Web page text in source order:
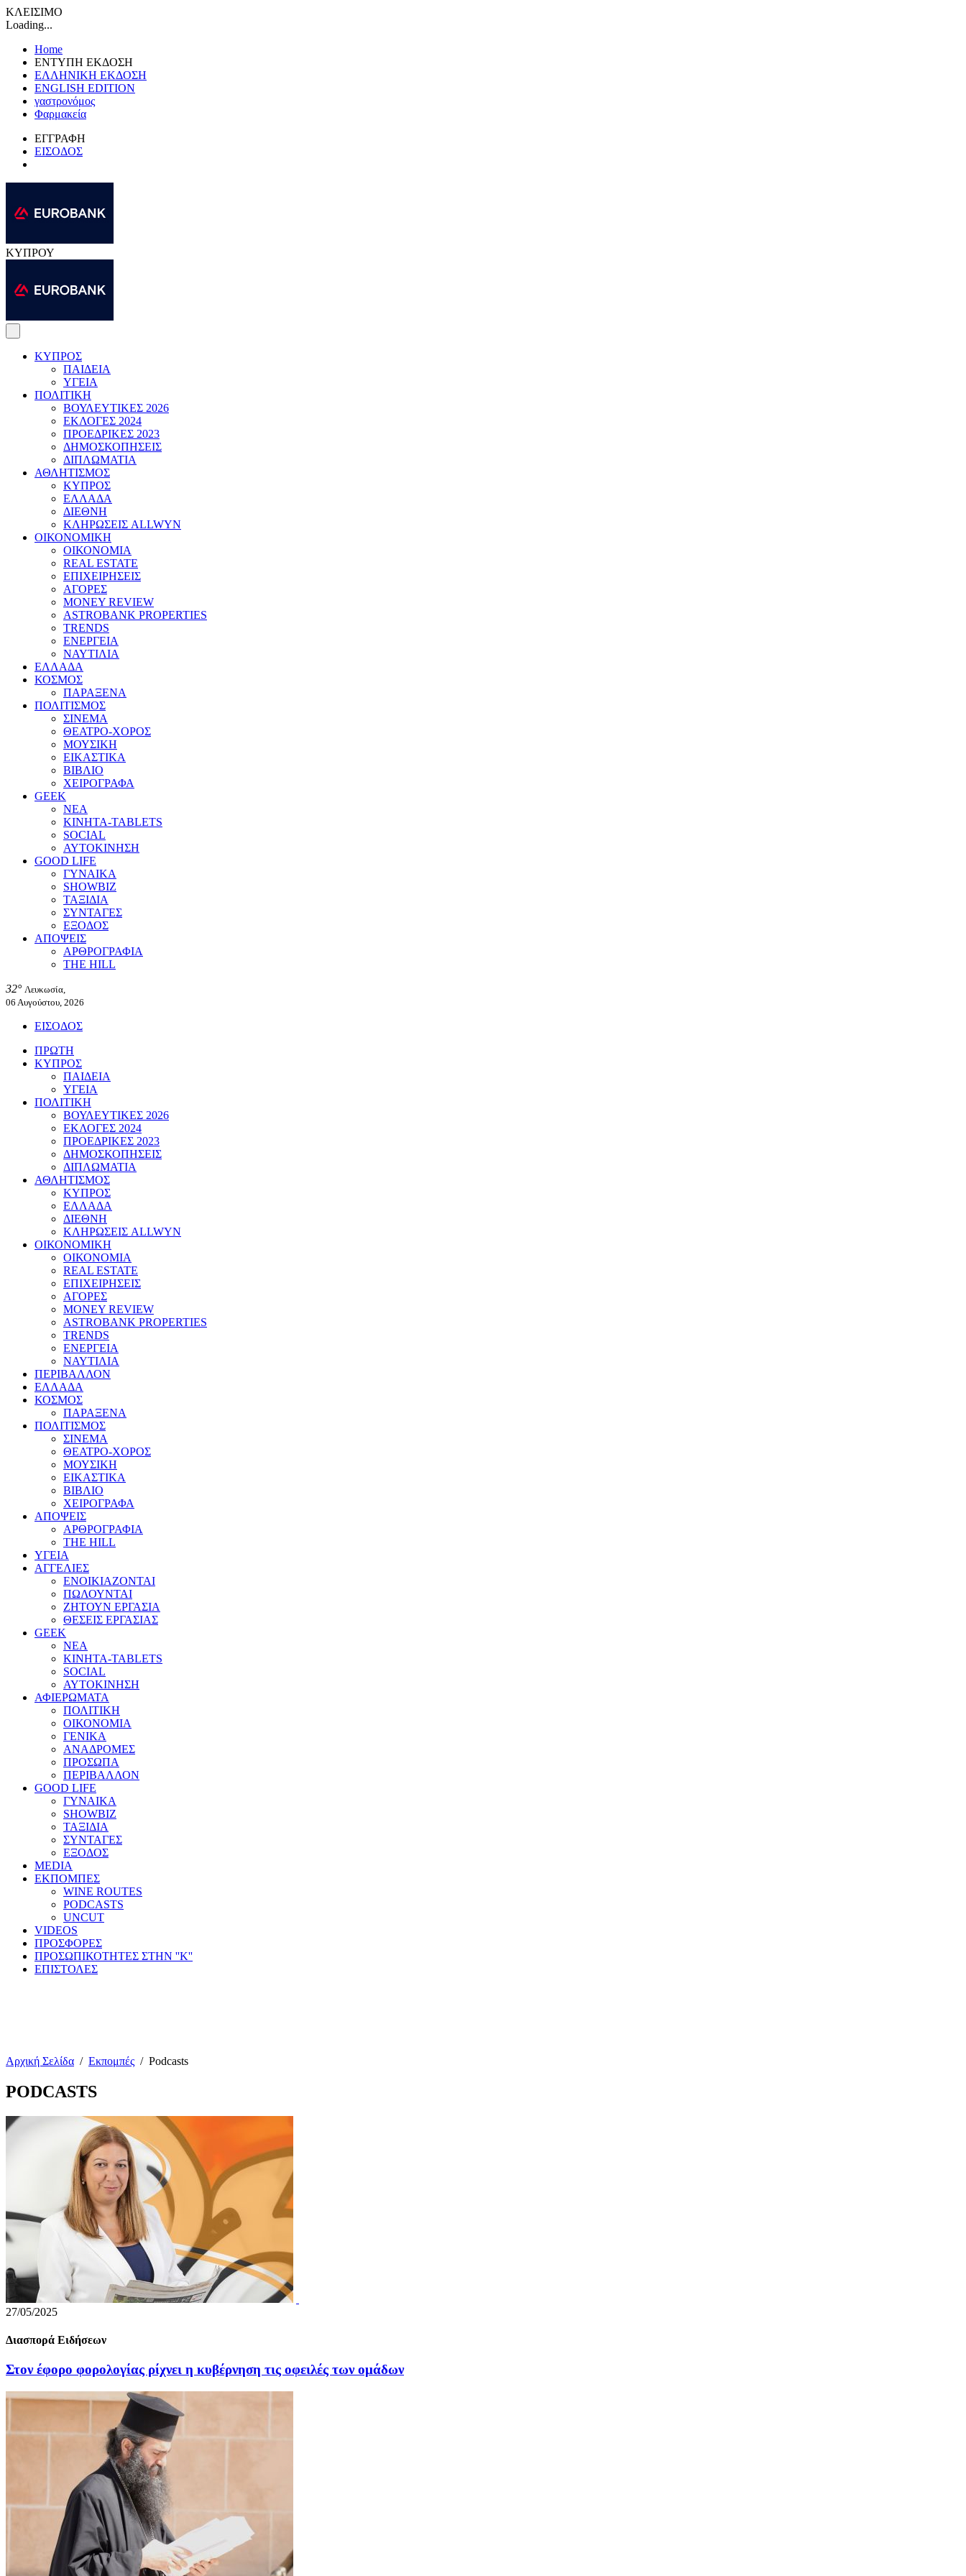
ΚΛΕΙΣΙΜΟ
Loading...
Home
ΕΝΤΥΠΗ ΕΚΔΟΣΗ
ΕΛΛΗΝΙΚΗ ΕΚΔΟΣΗ
ENGLISH EDITION
γαστρονόμος
Φαρμακεία
ΕΓΓΡΑΦΗ
ΕΙΣΟΔΟΣ
ΚΥΠΡΟΥ
ΚΥΠΡΟΣ
ΠΑΙΔΕΙΑ
ΥΓΕΙΑ
ΠΟΛΙΤΙΚΗ
ΒΟΥΛΕΥΤΙΚΕΣ 2026
ΕΚΛΟΓΕΣ 2024
ΠΡΟΕΔΡΙΚΕΣ 2023
ΔΗΜΟΣΚΟΠΗΣΕΙΣ
ΔΙΠΛΩΜΑΤΙΑ
ΑΘΛΗΤΙΣΜΟΣ
ΚΥΠΡΟΣ
ΕΛΛΑΔΑ
ΔΙΕΘΝΗ
ΚΛΗΡΩΣΕΙΣ ALLWYN
ΟΙΚΟΝΟΜΙΚΗ
ΟΙΚΟΝΟΜΙΑ
REAL ESTATE
ΕΠΙΧΕΙΡΗΣΕΙΣ
ΑΓΟΡΕΣ
MONEY REVIEW
ASTROBANK PROPERTIES
TRENDS
ΕΝΕΡΓΕΙΑ
ΝΑΥΤΙΛΙΑ
ΕΛΛΑΔΑ
ΚΟΣΜΟΣ
ΠΑΡΑΞΕΝΑ
ΠΟΛΙΤΙΣΜΟΣ
ΣΙΝΕΜΑ
ΘΕΑΤΡΟ-ΧΟΡΟΣ
ΜΟΥΣΙΚΗ
ΕΙΚΑΣΤΙΚΑ
ΒΙΒΛΙΟ
ΧΕΙΡΟΓΡΑΦΑ
GEEK
ΝΕΑ
ΚΙΝΗΤΑ-TABLETS
SOCIAL
ΑΥΤΟΚΙΝΗΣΗ
GOOD LIFE
ΓΥΝΑΙΚΑ
SHOWBIZ
ΤΑΞΙΔΙΑ
ΣΥΝΤΑΓΕΣ
ΕΞΟΔΟΣ
ΑΠΟΨΕΙΣ
ΑΡΘΡΟΓΡΑΦΙΑ
THE HILL
32° Λευκωσία,
06 Αυγούστου, 2026
ΕΙΣΟΔΟΣ
ΠΡΩΤΗ
ΚΥΠΡΟΣ
ΠΑΙΔΕΙΑ
ΥΓΕΙΑ
ΠΟΛΙΤΙΚΗ
ΒΟΥΛΕΥΤΙΚΕΣ 2026
ΕΚΛΟΓΕΣ 2024
ΠΡΟΕΔΡΙΚΕΣ 2023
ΔΗΜΟΣΚΟΠΗΣΕΙΣ
ΔΙΠΛΩΜΑΤΙΑ
ΑΘΛΗΤΙΣΜΟΣ
ΚΥΠΡΟΣ
ΕΛΛΑΔΑ
ΔΙΕΘΝΗ
ΚΛΗΡΩΣΕΙΣ ALLWYN
ΟΙΚΟΝΟΜΙΚΗ
ΟΙΚΟΝΟΜΙΑ
REAL ESTATE
ΕΠΙΧΕΙΡΗΣΕΙΣ
ΑΓΟΡΕΣ
MONEY REVIEW
ASTROBANK PROPERTIES
TRENDS
ΕΝΕΡΓΕΙΑ
ΝΑΥΤΙΛΙΑ
ΠΕΡΙΒΑΛΛΟΝ
ΕΛΛΑΔΑ
ΚΟΣΜΟΣ
ΠΑΡΑΞΕΝΑ
ΠΟΛΙΤΙΣΜΟΣ
ΣΙΝΕΜΑ
ΘΕΑΤΡΟ-ΧΟΡΟΣ
ΜΟΥΣΙΚΗ
ΕΙΚΑΣΤΙΚΑ
ΒΙΒΛΙΟ
ΧΕΙΡΟΓΡΑΦΑ
ΑΠΟΨΕΙΣ
ΑΡΘΡΟΓΡΑΦΙΑ
THE HILL
ΥΓΕΙΑ
ΑΓΓΕΛΙΕΣ
ΕΝΟΙΚΙΑΖΟΝΤΑΙ
ΠΩΛΟΥΝΤΑΙ
ΖΗΤΟΥΝ ΕΡΓΑΣΙΑ
ΘΕΣΕΙΣ ΕΡΓΑΣΙΑΣ
GEEK
ΝΕΑ
ΚΙΝΗΤΑ-TABLETS
SOCIAL
ΑΥΤΟΚΙΝΗΣΗ
ΑΦΙΕΡΩΜΑΤΑ
ΠΟΛΙΤΙΚΗ
ΟΙΚΟΝΟΜΙΑ
ΓΕΝΙΚΑ
ΑΝΑΔΡΟΜΕΣ
ΠΡΟΣΩΠΑ
ΠΕΡΙΒΑΛΛΟΝ
GOOD LIFE
ΓΥΝΑΙΚΑ
SHOWBIZ
ΤΑΞΙΔΙΑ
ΣΥΝΤΑΓΕΣ
ΕΞΟΔΟΣ
MEDIA
ΕΚΠΟΜΠΕΣ
WINE ROUTES
PODCASTS
UNCUT
VIDEOS
ΠΡΟΣΦΟΡΕΣ
ΠΡΟΣΩΠΙΚΟΤΗΤΕΣ ΣΤΗΝ ''Κ''
ΕΠΙΣΤΟΛΕΣ
Αρχική Σελίδα / Εκπομπές / Podcasts
PODCASTS
27/05/2025
Διασπορά Ειδήσεων
Στον έφορο φορολογίας ρίχνει η κυβέρνηση τις οφειλές των ομάδων